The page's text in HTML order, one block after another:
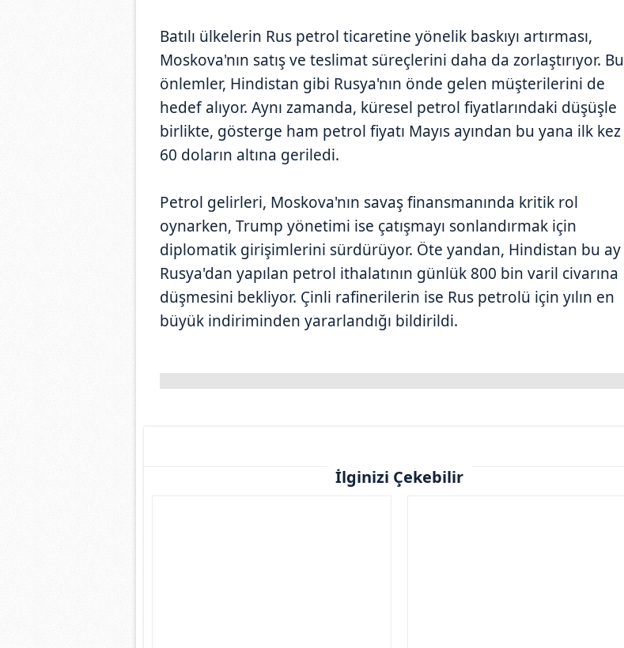
Batılı ülkelerin Rus petrol ticaretine yönelik baskıyı artırması,
Moskova'nın satış ve teslimat süreçlerini daha da zorlaştırıyor. Bu
önlemler, Hindistan gibi Rusya'nın önde gelen müşterilerini de
hedef alıyor. Aynı zamanda, küresel petrol fiyatlarındaki düşüşle
birlikte, gösterge ham petrol fiyatı Mayıs ayından bu yana ilk kez
60 doların altına geriledi.
Petrol gelirleri, Moskova'nın savaş finansmanında kritik rol
oynarken, Trump yönetimi ise çatışmayı sonlandırmak için
diplomatik girişimlerini sürdürüyor. Öte yandan, Hindistan bu ay
Rusya'dan yapılan petrol ithalatının günlük 800 bin varil civarına
düşmesini bekliyor. Çinli rafinerilerin ise Rus petrolü için yılın en
büyük indiriminden yararlandığı bildirildi.
İlginizi Çekebilir